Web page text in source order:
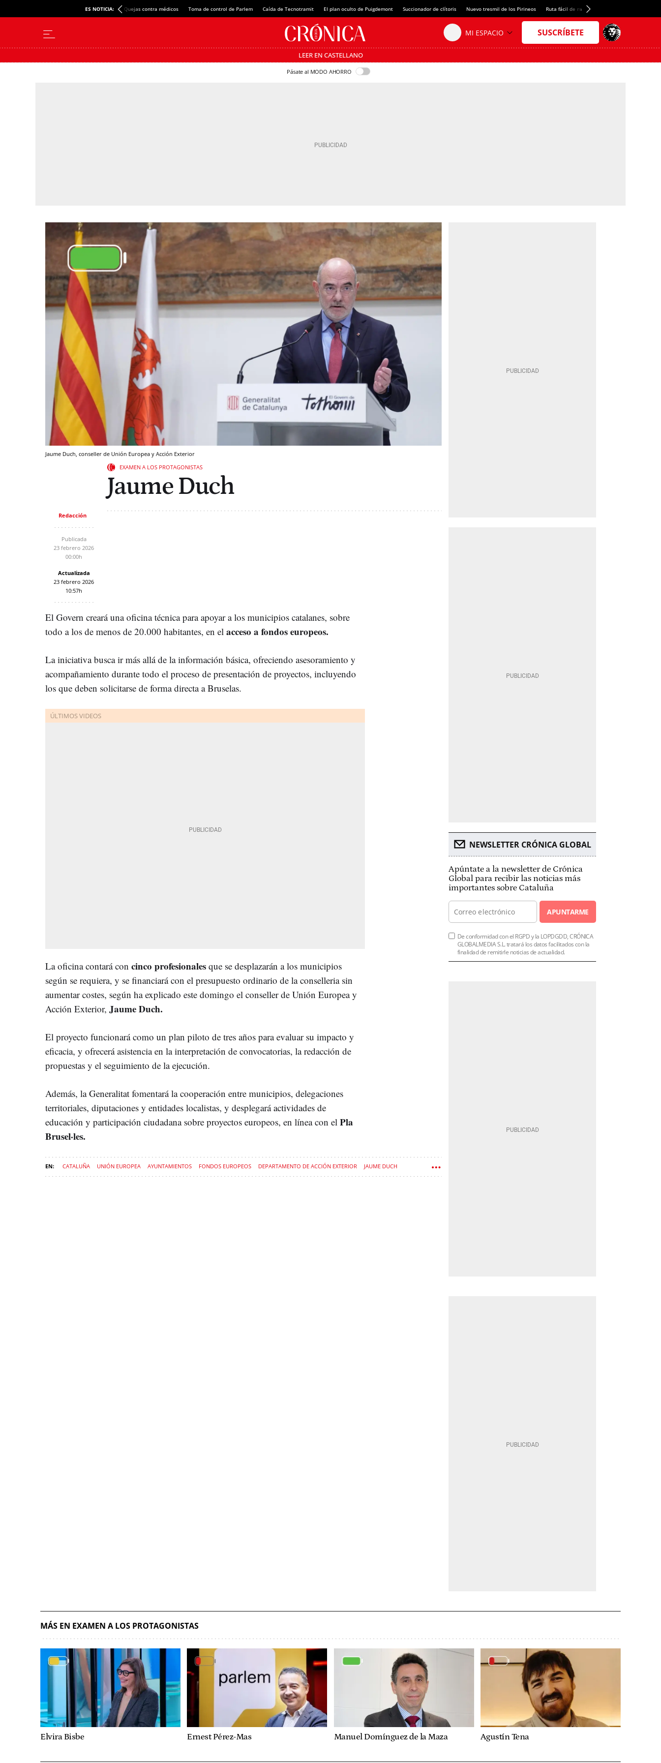
ES NOTICIA: Quejas contra médicos Toma de control de Parlem Caída de Tecnotramit El plan oculto de Puigdemont Succionador de clítoris Nuevo tresmil de los Pirineos Ruta fácil de montaña
LEER EN CASTELLANO
Pásate al MODO AHORRO
Jaume Duch, conseller de Unión Europea y Acción Exterior
EXAMEN A LOS PROTAGONISTAS
Jaume Duch
Redacción
Publicada
23 febrero 2026
00:00h
Actualizada
23 febrero 2026
10:57h
El Govern creará una oficina técnica para apoyar a los municipios catalanes, sobre
todo a los de menos de 20.000 habitantes, en el acceso a fondos europeos.
La iniciativa busca ir más allá de la información básica, ofreciendo asesoramiento y
acompañamiento durante todo el proceso de presentación de proyectos, incluyendo
los que deben solicitarse de forma directa a Bruselas.
La oficina contará con cinco profesionales que se desplazarán a los municipios
según se requiera, y se financiará con el presupuesto ordinario de la conselleria sin
aumentar costes, según ha explicado este domingo el conseller de Unión Europea y
Acción Exterior, Jaume Duch.
El proyecto funcionará como un plan piloto de tres años para evaluar su impacto y
eficacia, y ofrecerá asistencia en la interpretación de convocatorias, la redacción de
propuestas y el seguimiento de la ejecución.
Además, la Generalitat fomentará la cooperación entre municipios, delegaciones
territoriales, diputaciones y entidades localistas, y desplegará actividades de
educación y participación ciudadana sobre proyectos europeos, en línea con el Pla
Brusel·les.
CATALUÑA UNIÓN EUROPEA AYUNTAMIENTOS FONDOS EUROPEOS DEPARTAMENTO DE ACCIÓN EXTERIOR JAUME DUCH
NEWSLETTER CRÓNICA GLOBAL
Apúntate a la newsletter de Crónica
Global para recibir las noticias más
importantes sobre Cataluña
APUNTARME
De conformidad con el RGPD y la LOPDGDD, CRÓNICA
GLOBALMEDIA S.L. tratará los datos facilitados con la
finalidad de remitirle noticias de actualidad.
MÁS EN EXAMEN A LOS PROTAGONISTAS
Elvira Bisbe Ernest Pérez-Mas Manuel Domínguez de la Maza Agustín Tena